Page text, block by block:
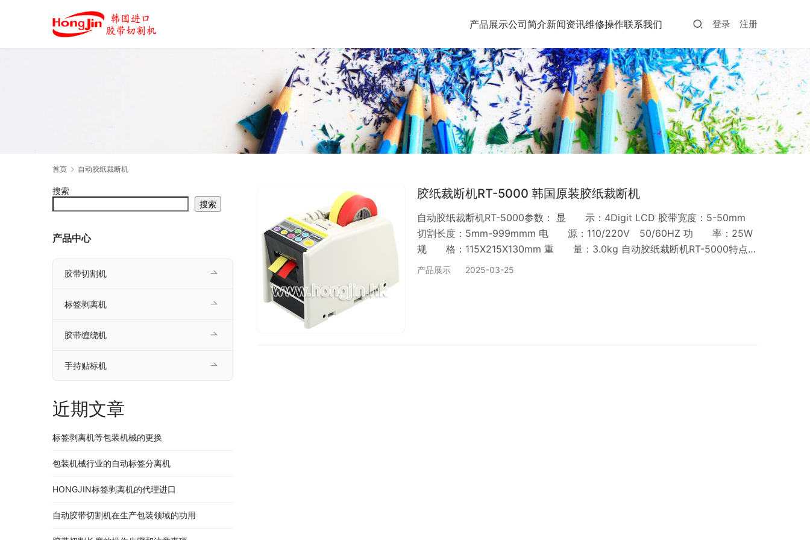
产品展示公司简介新闻资讯维修操作联系我们 登录 注册
首页 自动胶纸裁断机
胶纸裁断机RT-5000 韩国原装胶纸裁断机
自动胶纸裁断机RT-5000参数： 显 示：4Digit LCD 胶带宽度：5-50mm
切割长度：5mm-999mmm 电 源：110/220V 50/60HZ 功 率：25W
规 格：115X215X130mm 重 量：3.0kg 自动胶纸裁断机RT-5000特点：
1、长度随意可调，数码显示。2、“自动”和“手动”两种模式切换选择。3、有“设
产品展示 2025-03-25
搜索
搜索
产品中心
胶带切割机
标签剥离机
胶带缠绕机
手持贴标机
近期文章
标签剥离机等包装机械的更换
包装机械行业的自动标签分离机
HONGJIN标签剥离机的代理进口
自动胶带切割机在生产包装领域的功用